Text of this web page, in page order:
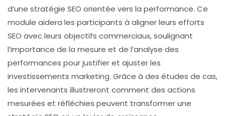
d’une stratégie SEO orientée vers la performance. Ce
module aidera les participants à aligner leurs efforts
SEO avec leurs objectifs commerciaux, soulignant
l’importance de la mesure et de l’analyse des
performances pour justifier et ajuster les
investissements marketing. Grâce à des études de cas,
les intervenants illustreront comment des actions
mesurées et réfléchies peuvent transformer une